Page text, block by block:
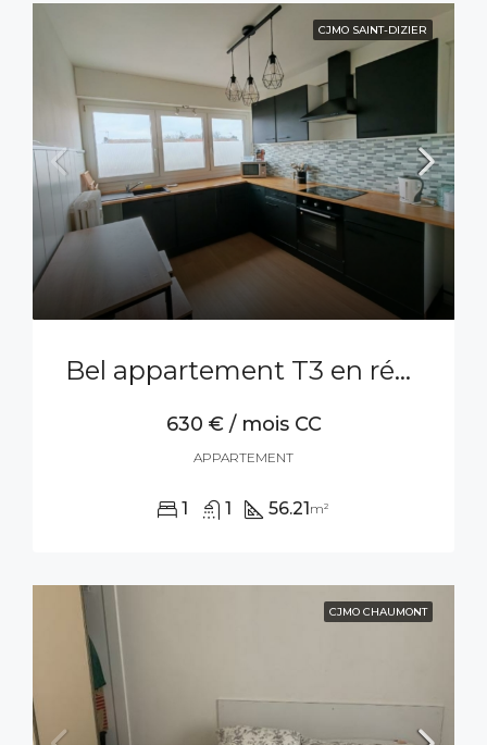
CJMO SAINT-DIZIER
Bel appartement T3 en résidence
630 € / mois CC
APPARTEMENT
1 1 56.21 m²
CJMO CHAUMONT